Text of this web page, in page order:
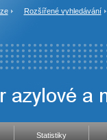
Rozšířené vyhledávání
Statistiky